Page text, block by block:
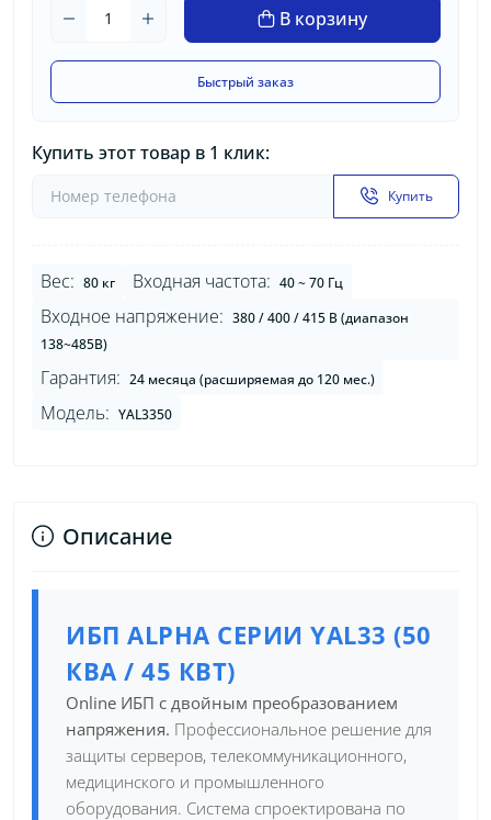
В корзину
Быстрый заказ
Купить этот товар в 1 клик:
Купить
Вес: 80 кг Входная частота: 40 ~ 70 Гц
Входное напряжение: 380 / 400 / 415 В (диапазон
138~485В)
Гарантия: 24 месяца (расширяемая до 120 мес.)
Модель: YAL3350
Описание
ИБП ALPHA СЕРИИ YAL33 (50
КВА / 45 КВТ)
Online ИБП с двойным преобразованием
напряжения. Профессиональное решение для
защиты серверов, телекоммуникационного,
медицинского и промышленного
оборудования. Система спроектирована по